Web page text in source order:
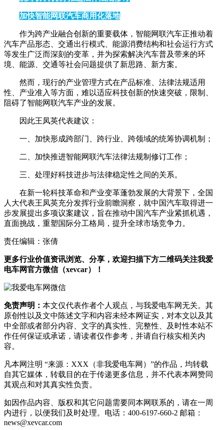
加快智能网联汽车商用化落地
作为跨产业融合创新的重要载体，智能网联汽车正推动着
汽车产品形态、交通出行模式、能源消费结构和社会运行方式
等发生广泛而深刻的变革，并为探索解决汽车普及带来的环
境、能源、交通等社会问题提供了新思路、新方案。
然而，现行的产业管理方式在产品标准、法律法规适用
性、产业准入等方面，难以适应科技创新的快速突破，限制、
阻碍了智能网联汽车产业的发展。
因此王凤英代表建议：
一、加快形成跨部门、跨行业、跨领域的统筹协调机制；
二、加快推进智能网联汽车法律法规制修订工作；
三、处理好科技进步与法律稳定性之间的关系。
在新一轮科技革命和产业变革蓬勃发展的大背景下，全国
人大代表王凤英充分发挥行业前瞻洞察，就中国汽车取得进一
步发展提出多项议案建议，旨在推动中国汽车产业紧抓机遇，
直面挑战，重塑国际分工格局，提升全球市场竞争力。
责任编辑：张倩
更多行业价值资讯浏览、分享，欢迎扫描下方二维码关注我爱
电车网官方微信（xevcar）！
免责声明： 本文仅代表作者个人观点，与我爱电车网无关。其
原创性以及文中陈述文字和内容未经本网证实，对本文以及其
中全部或者部分内容、文字的真实性、完整性、及时性本站不
作任何保证或承诺，请读者仅作参考，并请自行核实相关内
容。
凡本网注明 “来源：XXX（非我爱电车网）”的作品，均转载
自其它媒体，转载目的在于传递更多信息，并不代表本网赞同
其观点和对其真实性负责。
如因作品内容、版权和其它问题需要同本网联系的，请在一周
内进行，以便我们及时处理。电话：400-6197-660-2 邮箱：
news@xevcar.com